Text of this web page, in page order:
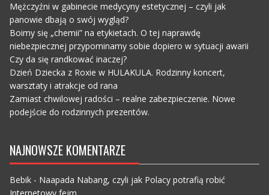
Mężczyźni w gabinecie medycyny estetycznej – czyli jak
panowie dbają o swój wygląd?
Boimy się „chemii” na etykietach. O tej naprawdę
niebezpiecznej przypominamy sobie dopiero w sytuacji awarii
Czy da się randkować inaczej?
Dzień Dziecka z Roxie w HULAKULA. Rodzinny koncert,
warsztaty i atrakcje od rana
Zamiast chwilowej radości – realne zabezpieczenie. Nowe
podejście do rodzinnych prezentów.
NAJNOWSZE KOMENTARZE
Bebik- Naapada Nabang, czyli jak Polacy potrafią robić